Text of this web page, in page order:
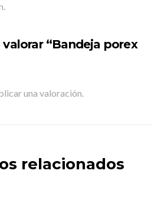
“Bandeja porex
una valoración.
relacionados